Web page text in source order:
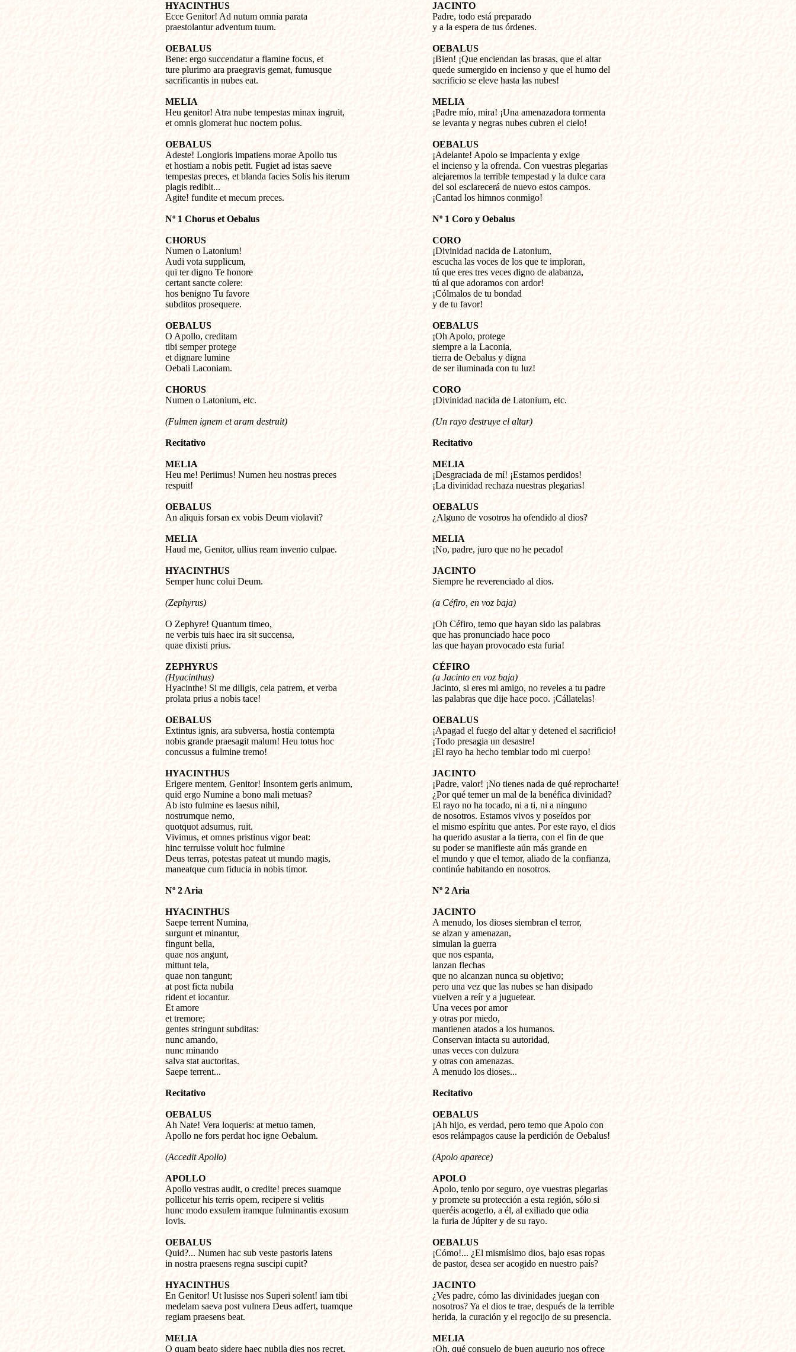
HYACINTHUS
Ecce Genitor! Ad nutum omnia parata
praestolantur adventum tuum.
OEBALUS
Bene: ergo succendatur a flamine focus, et
ture plurimo ara praegravis gemat, fumusque
sacrificantis in nubes eat.
MELIA
Heu genitor! Atra nube tempestas minax ingruit,
et omnis glomerat huc noctem polus.
OEBALUS
Adeste! Longioris impatiens morae Apollo tus
et hostiam a nobis petit. Fugiet ad istas saeve
tempestas preces, et blanda facies Solis his iterum
plagis redibit...
Agite! fundite et mecum preces.
Nº 1 Chorus et Oebalus
Numen o Latonium!
Audi vota supplicum,
qui ter digno Te honore
certant sancte colere:
hos benigno Tu favore
subditos prosequere.
OEBALUS
O Apollo, creditam
tibi semper protege
et dignare lumine
Oebali Laconiam.
CHORUS
Numen o Latonium, etc.
(Fulmen ignem et aram destruit)
Recitativo
MELIA
Heu me! Periimus! Numen heu nostras preces
respuit!
OEBALUS
An aliquis forsan ex vobis Deum violavit?
MELIA
Haud me, Genitor, ullius ream invenio culpae.
HYACINTHUS
Semper hunc colui Deum.
(Zephyrus)
O Zephyre! Quantum timeo,
ne verbis tuis haec ira sit succensa,
quae dixisti prius.
ZEPHYRUS
(Hyacinthus)
Hyacinthe! Si me diligis, cela patrem, et verba
prolata prius a nobis tace!
OEBALUS
Extintus ignis, ara subversa, hostia contempta
nobis grande praesagit malum! Heu totus hoc
concussus a fulmine tremo!
HYACINTHUS
Erigere mentem, Genitor! Insontem geris animum,
quid ergo Numine a bono mali metuas?
Ab isto fulmine es laesus nihil,
nostrumque nemo,
quotquot adsumus, ruit.
Vivimus, et omnes pristinus vigor beat:
hinc terruisse voluit hoc fulmine
Deus terras, potestas pateat ut mundo magis,
maneatque cum fiducia in nobis timor.
Nº 2 Aria
HYACINTHUS
Saepe terrent Numina,
surgunt et minantur,
fingunt bella,
quae nos angunt,
mittunt tela,
quae non tangunt;
at post ficta nubila
rident et iocantur.
Et amore
et tremore;
gentes stringunt subditas:
nunc amando,
nunc minando
salva stat auctoritas.
Saepe terrent...
Recitativo
OEBALUS
Ah Nate! Vera loqueris: at metuo tamen,
Apollo ne fors perdat hoc igne Oebalum.
(Accedit Apollo)
APOLLO
Apollo vestras audit, o credite! preces suamque
pollicetur his terris opem, recipere si velitis
hunc modo exsulem iramque fulminantis exosum
Iovis.
OEBALUS
Quid?... Numen hac sub veste pastoris latens
in nostra praesens regna suscipi cupit?
HYACINTHUS
En Genitor! Ut lusisse nos Superi solent! iam tibi
medelam saeva post vulnera Deus adfert, tuamque
regiam praesens beat.
MELIA
O quam beato sidere haec nubila dies nos recret,
JACINTO
Padre, todo está preparado
y a la espera de tus órdenes.
OEBALUS
¡Bien! ¡Que enciendan las brasas, que el altar
quede sumergido en incienso y que el humo del
sacrificio se eleve hasta las nubes!
MELIA
¡Padre mío, mira! ¡Una amenazadora tormenta
se levanta y negras nubes cubren el cielo!
OEBALUS
¡Adelante! Apolo se impacienta y exige
el incienso y la ofrenda. Con vuestras plegarias
alejaremos la terrible tempestad y la dulce cara
del sol esclarecerá de nuevo estos campos.
¡Cantad los himnos conmigo!
Nº 1 Coro y Oebalus
CORO
¡Divinidad nacida de Latonium,
escucha las voces de los que te imploran,
tú que eres tres veces digno de alabanza,
tú al que adoramos con ardor!
¡Cólmalos de tu bondad
y de tu favor!
OEBALUS
¡Oh Apolo, protege
siempre a la Laconia,
tierra de Oebalus y digna
de ser iluminada con tu luz!
CORO
¡Divinidad nacida de Latonium, etc.
(Un rayo destruye el altar)
Recitativo
MELIA
¡Desgraciada de mí! ¡Estamos perdidos!
¡La divinidad rechaza nuestras plegarias!
OEBALUS
¿Alguno de vosotros ha ofendido al dios?
MELIA
¡No, padre, juro que no he pecado!
JACINTO
Siempre he reverenciado al dios.
(a Céfiro, en voz baja)
¡Oh Céfiro, temo que hayan sido las palabras
que has pronunciado hace poco
las que hayan provocado esta furia!
CÉFIRO
(a Jacinto en voz baja)
Jacinto, si eres mi amigo, no reveles a tu padre
las palabras que dije hace poco. ¡Cállatelas!
OEBALUS
¡Apagad el fuego del altar y detened el sacrificio!
¡Todo presagia un desastre!
¡El rayo ha hecho temblar todo mi cuerpo!
JACINTO
¡Padre, valor! ¡No tienes nada de qué reprocharte!
¿Por qué temer un mal de la benéfica divinidad?
El rayo no ha tocado, ni a ti, ni a ninguno
de nosotros. Estamos vivos y poseídos por
el mismo espíritu que antes. Por este rayo, el dios
ha querido asustar a la tierra, con el fin de que
su poder se manifieste aún más grande en
el mundo y que el temor, aliado de la confianza,
continúe habitando en nosotros.
Nº 2 Aria
JACINTO
A menudo, los dioses siembran el terror,
se alzan y amenazan,
simulan la guerra
que nos espanta,
lanzan flechas
que no alcanzan nunca su objetivo;
pero una vez que las nubes se han disipado
vuelven a reír y a juguetear.
Una veces por amor
y otras por miedo,
mantienen atados a los humanos.
Conservan intacta su autoridad,
unas veces con dulzura
y otras con amenazas.
A menudo los dioses...
Recitativo
OEBALUS
¡Ah hijo, es verdad, pero temo que Apolo con
esos relámpagos cause la perdición de Oebalus!
(Apolo aparece)
APOLO
Apolo, tenlo por seguro, oye vuestras plegarias
y promete su protección a esta región, sólo si
queréis acogerlo, a él, al exiliado que odia
la furia de Júpiter y de su rayo.
OEBALUS
¡Cómo!... ¿El mismísimo dios, bajo esas ropas
de pastor, desea ser acogido en nuestro país?
JACINTO
¿Ves padre, cómo las divinidades juegan con
nosotros? Ya el dios te trae, después de la terrible
herida, la curación y el regocijo de su presencia.
MELIA
¡Oh, qué consuelo de buen augurio nos ofrece